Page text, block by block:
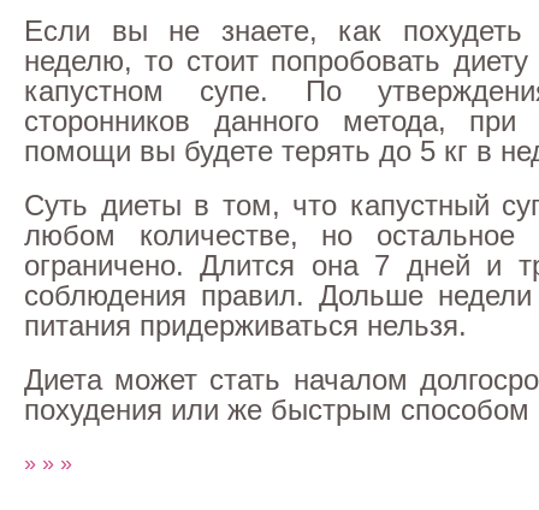
Если вы не знаете, как похудеть
неделю, то стоит попробовать диету
капустном супе. По
сторонников данного метода, при
помощи вы будете терять до 5 кг в
Суть диеты в том, что капустный
любом количестве, но остальное
ограничено. Длится она 7 дней и
соблюдения правил. Дольше недели
питания придерживаться нельзя.
Диета может стать началом
похудения или же быстрым способом
» » »